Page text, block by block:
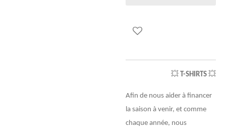
💥 T-SHIRTS 💥
Afin de nous aider à financer
la saison à venir, et comme
chaque année, nous